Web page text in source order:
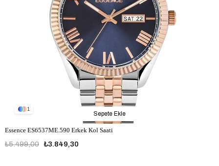
1
Essence ES6537ME.590 Erkek Kol Saati
₺3.849,30
₺5.499,00
Sepete Ekle